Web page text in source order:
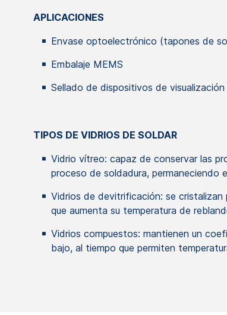
APLICACIONES
Envase optoelectrónico (tapones de
Embalaje MEMS
Sellado de dispositivos de visualización
TIPOS DE VIDRIOS DE SOLDAR
Vidrio vítreo: capaz de conservar las
proceso de soldadura, permaneciendo
Vidrios de devitrificación: se cristalizan
que aumenta su temperatura de
Vidrios compuestos: mantienen un
bajo, al tiempo que permiten